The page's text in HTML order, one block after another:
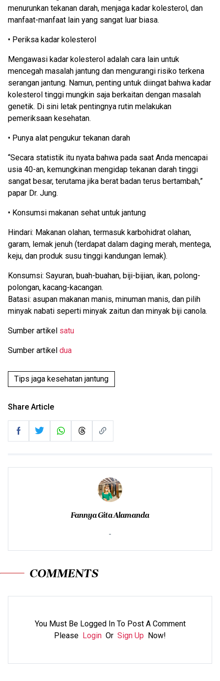
menurunkan tekanan darah, menjaga kadar kolesterol, dan
manfaat-manfaat lain yang sangat luar biasa.
• Periksa kadar kolesterol
Mengawasi kadar kolesterol adalah cara lain untuk
mencegah masalah jantung dan mengurangi risiko terkena
serangan jantung. Namun, penting untuk diingat bahwa kadar
kolesterol tinggi mungkin saja berkaitan dengan masalah
genetik. Di sini letak pentingnya rutin melakukan
pemeriksaan kesehatan.
• Punya alat pengukur tekanan darah
“Secara statistik itu nyata bahwa pada saat Anda mencapai
usia 40-an, kemungkinan mengidap tekanan darah tinggi
sangat besar, terutama jika berat badan terus bertambah,”
papar Dr. Jung.
• Konsumsi makanan sehat untuk jantung
Hindari: Makanan olahan, termasuk karbohidrat olahan,
garam, lemak jenuh (terdapat dalam daging merah, mentega,
keju, dan produk susu tinggi kandungan lemak).
Konsumsi: Sayuran, buah-buahan, biji-bijian, ikan, polong-
polongan, kacang-kacangan.
Batasi: asupan makanan manis, minuman manis, dan pilih
minyak nabati seperti minyak zaitun dan minyak biji canola.
Sumber artikel satu
Sumber artikel dua
Tips jaga kesehatan jantung
Share Article
Fannya Gita Alamanda
-
COMMENTS
You Must Be Logged In To Post A Comment
Please Login Or Sign Up Now!